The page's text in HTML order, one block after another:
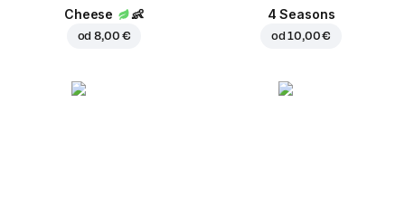
Cheese 👶
od8,00 €
4 Seasons
od10,00 €